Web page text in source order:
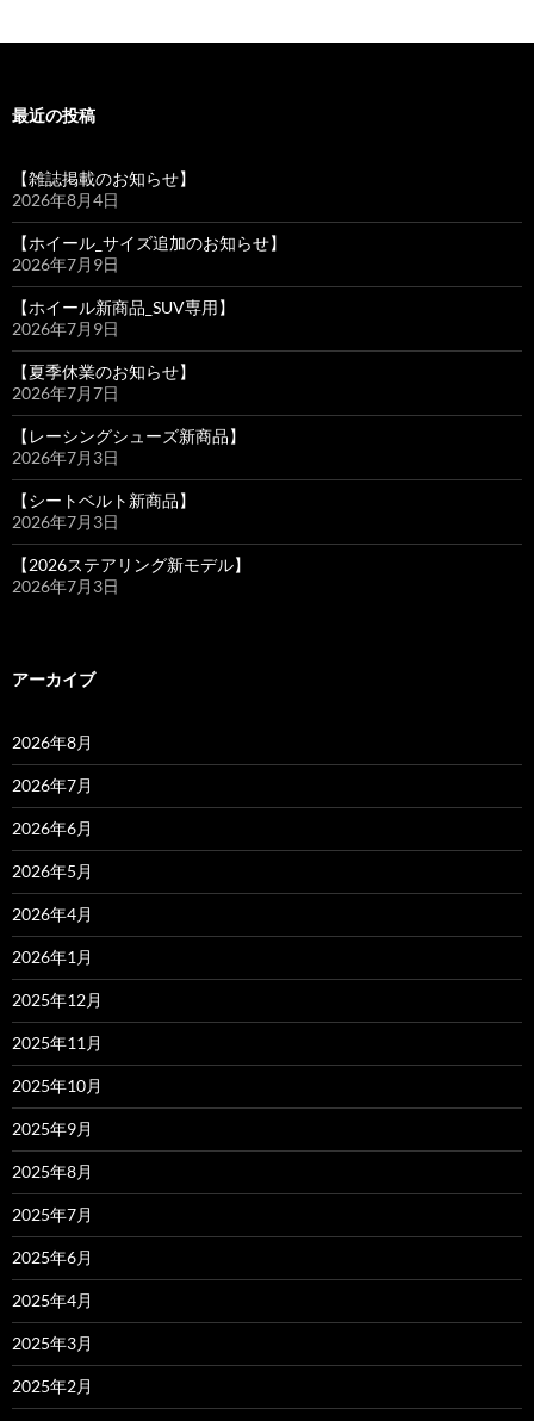
最近の投稿
【雑誌掲載のお知らせ】
2026年8月4日
【ホイール_サイズ追加のお知らせ】
2026年7月9日
【ホイール新商品_SUV専用】
2026年7月9日
【夏季休業のお知らせ】
2026年7月7日
【レーシングシューズ新商品】
2026年7月3日
【シートベルト新商品】
2026年7月3日
【2026ステアリング新モデル】
2026年7月3日
アーカイブ
2026年8月
2026年7月
2026年6月
2026年5月
2026年4月
2026年1月
2025年12月
2025年11月
2025年10月
2025年9月
2025年8月
2025年7月
2025年6月
2025年4月
2025年3月
2025年2月